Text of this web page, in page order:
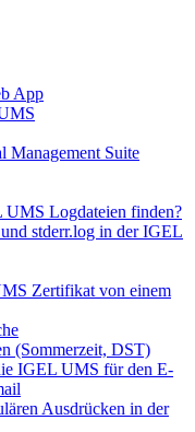
App
Management Suite
Logdateien finden?
stderr.log in der IGEL
Zertifikat von einem
(Sommerzeit, DST)
IGEL UMS für den E-
Ausdrücken in der